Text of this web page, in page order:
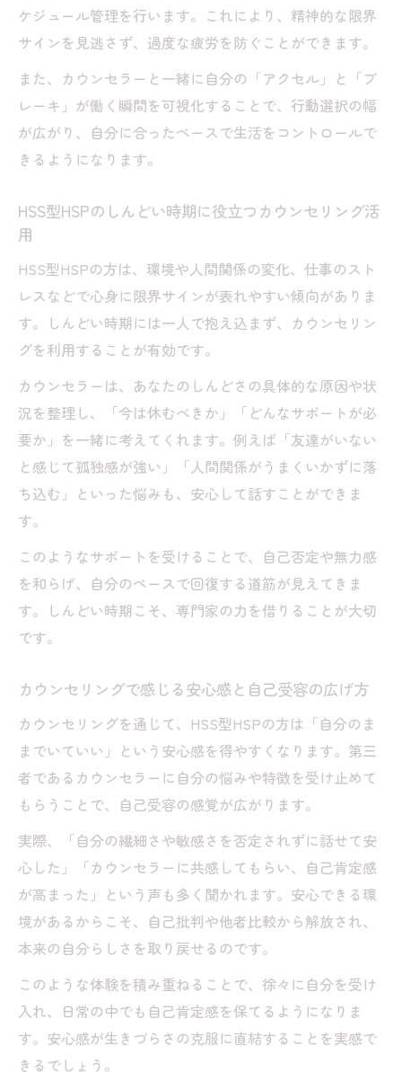
ケジュール管理を行います。これにより、精神的な限界
サインを見逃さず、過度な疲労を防ぐことができます。
また、カウンセラーと一緒に自分の「アクセル」と「ブ
レーキ」が働く瞬間を可視化することで、行動選択の幅
が広がり、自分に合ったペースで生活をコントロールで
きるようになります。
HSS型HSPのしんどい時期に役立つカウンセリング活
用
HSS型HSPの方は、環境や人間関係の変化、仕事のスト
レスなどで心身に限界サインが表れやすい傾向がありま
す。しんどい時期には一人で抱え込まず、カウンセリン
グを利用することが有効です。
カウンセラーは、あなたのしんどさの具体的な原因や状
況を整理し、「今は休むべきか」「どんなサポートが必
要か」を一緒に考えてくれます。例えば「友達がいない
と感じて孤独感が強い」「人間関係がうまくいかずに落
ち込む」といった悩みも、安心して話すことができま
す。
このようなサポートを受けることで、自己否定や無力感
を和らげ、自分のペースで回復する道筋が見えてきま
す。しんどい時期こそ、専門家の力を借りることが大切
です。
カウンセリングで感じる安心感と自己受容の広げ方
カウンセリングを通じて、HSS型HSPの方は「自分のま
までいていい」という安心感を得やすくなります。第三
者であるカウンセラーに自分の悩みや特徴を受け止めて
もらうことで、自己受容の感覚が広がります。
実際、「自分の繊細さや敏感さを否定されずに話せて安
心した」「カウンセラーに共感してもらい、自己肯定感
が高まった」という声も多く聞かれます。安心できる環
境があるからこそ、自己批判や他者比較から解放され、
本来の自分らしさを取り戻せるのです。
このような体験を積み重ねることで、徐々に自分を受け
入れ、日常の中でも自己肯定感を保てるようになりま
す。安心感が生きづらさの克服に直結することを実感で
きるでしょう。